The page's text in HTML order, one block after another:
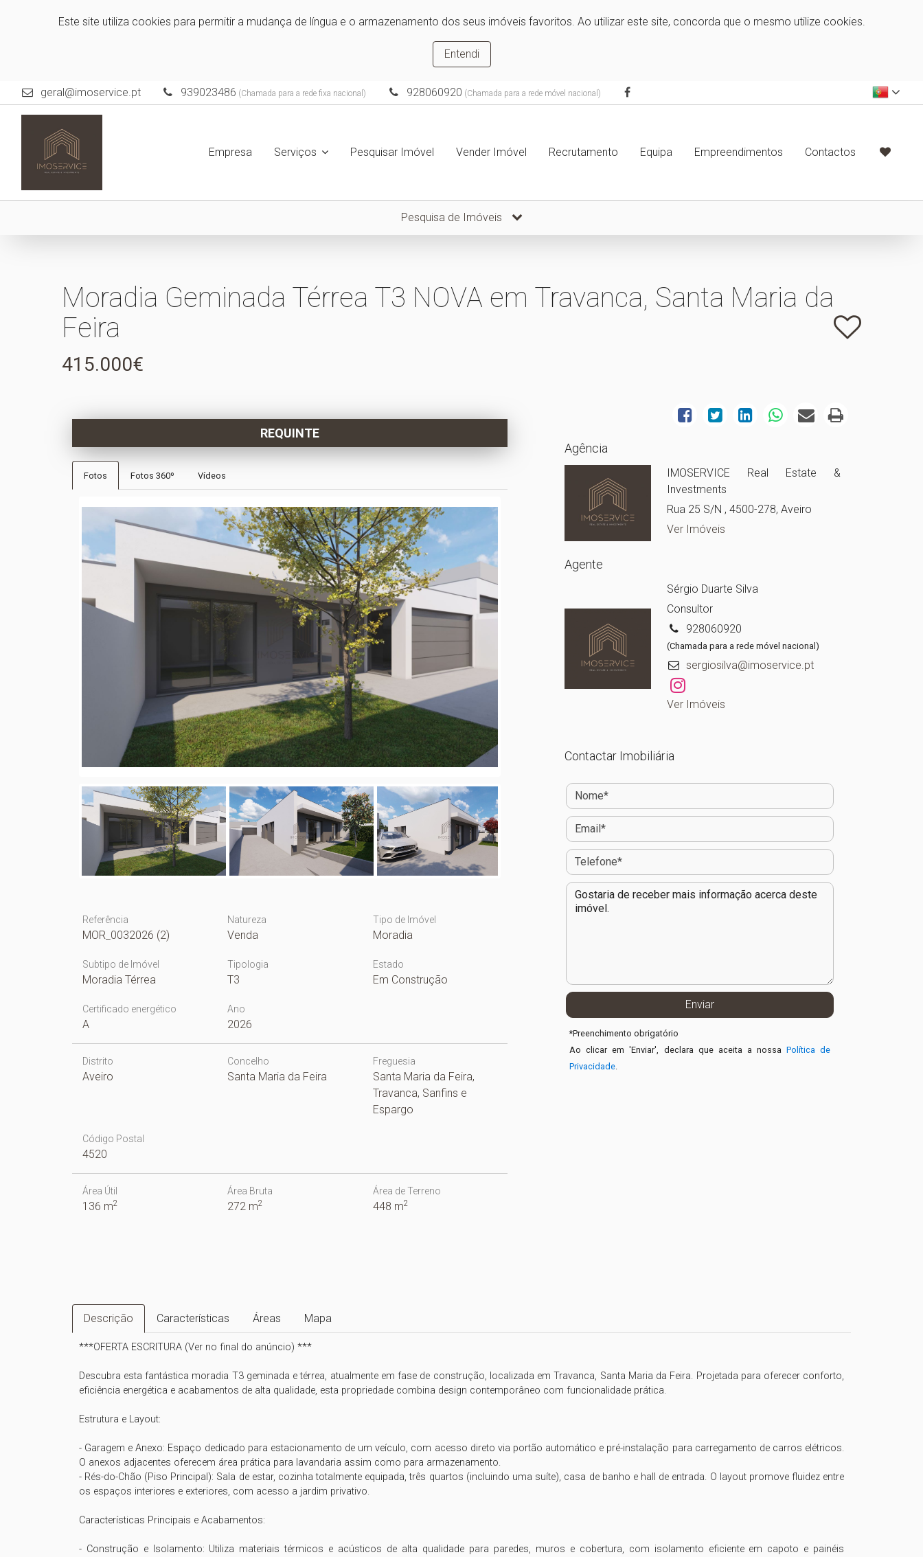
Este site utiliza cookies para permitir a mudança de língua e o armazenamento dos seus imóveis favoritos. Ao utilizar este site, concorda que o mesmo utilize cookies.
Entendi
geral@imoservice.pt 939023486 (Chamada para a rede fixa nacional) 928060920 (Chamada para a rede móvel nacional)
Empresa Serviços Pesquisar Imóvel Vender Imóvel Recrutamento Equipa Empreendimentos Contactos
Pesquisa de Imóveis
Moradia Geminada Térrea T3 NOVA em Travanca, Santa Maria da
Feira
415.000€
REQUINTE
Fotos Fotos 360º Vídeos
Referência
MOR_0032026 (2)
Natureza
Venda
Tipo de Imóvel
Moradia
Subtipo de Imóvel
Moradia Térrea
Tipologia
T3
Estado
Em Construção
Certificado energético
A
Ano
2026
Distrito
Aveiro
Concelho
Santa Maria da Feira
Freguesia
Santa Maria da Feira,
Travanca, Sanfins e
Espargo
Código Postal
4520
Área Útil
136 m2
Área Bruta
272 m2
Área de Terreno
448 m2
Agência
IMOSERVICE Real Estate &
Investments
Rua 25 S/N , 4500-278, Aveiro
Ver Imóveis
Agente
Sérgio Duarte Silva
Consultor
928060920
(Chamada para a rede móvel nacional)
sergiosilva@imoservice.pt
Ver Imóveis
Contactar Imobiliária
*Preenchimento obrigatório
Ao clicar em 'Enviar', declara que aceita a nossaPolítica de
Privacidade.
Descrição Características Áreas Mapa
***OFERTA ESCRITURA (Ver no final do anúncio) ***
Descubra esta fantástica moradia T3 geminada e térrea, atualmente em fase de construção, localizada em Travanca, Santa Maria da Feira. Projetada para oferecer conforto,
eficiência energética e acabamentos de alta qualidade, esta propriedade combina design contemporâneo com funcionalidade prática.
Estrutura e Layout:
- Garagem e Anexo: Espaço dedicado para estacionamento de um veículo, com acesso direto via portão automático e pré-instalação para carregamento de carros elétricos.
O anexos adjacentes oferecem área prática para lavandaria assim como para armazenamento.
- Rés-do-Chão (Piso Principal): Sala de estar, cozinha totalmente equipada, três quartos (incluindo uma suíte), casa de banho e hall de entrada. O layout promove fluidez entre
os espaços interiores e exteriores, com acesso a jardim privativo.
Características Principais e Acabamentos:
- Construção e Isolamento: Utiliza materiais térmicos e acústicos de alta qualidade para paredes, muros e cobertura, com isolamento eficiente em capoto e painéis